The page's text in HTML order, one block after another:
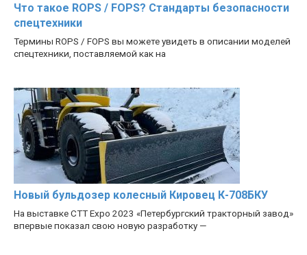
Что такое ROPS / FOPS? Стандарты безопасности
спецтехники
Термины ROPS / FOPS вы можете увидеть в описании моделей
спецтехники, поставляемой как на
Новый бульдозер колесный Кировец К-708БКУ
На выставке CTT Expo 2023 «Петербургский тракторный завод»
впервые показал свою новую разработку —